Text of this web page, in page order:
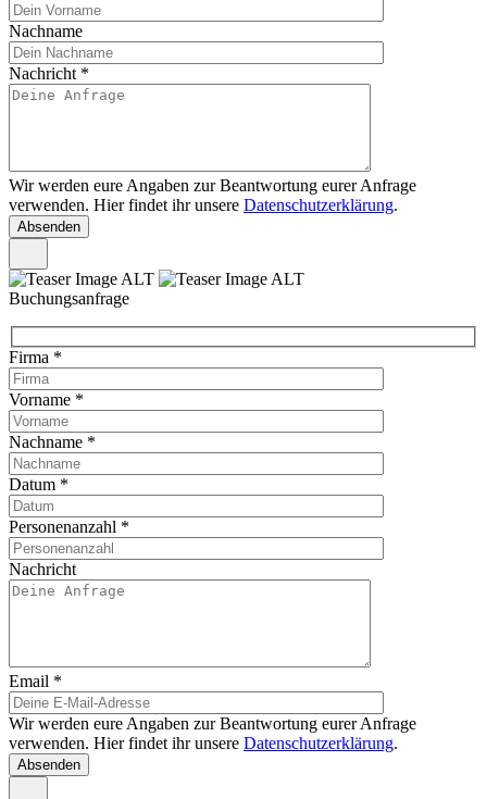
Nachname
Nachricht *
Wir werden eure Angaben zur Beantwortung eurer Anfrage
verwenden. Hier findet ihr unsere Datenschutzerklärung.
Buchungsanfrage
Firma *
Vorname *
Nachname *
Datum *
Personenanzahl *
Nachricht
Email *
Wir werden eure Angaben zur Beantwortung eurer Anfrage
verwenden. Hier findet ihr unsere Datenschutzerklärung.